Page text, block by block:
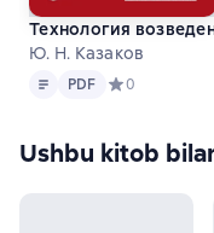
Технология
Ю. Н. Казаков
Matn PDF
PDF Средний
0
Ushbu kitob